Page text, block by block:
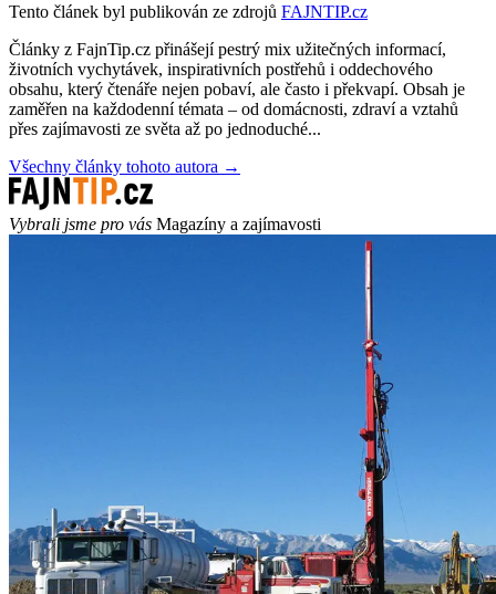
Tento článek byl publikován ze zdrojů FAJNTIP.cz
Články z FajnTip.cz přinášejí pestrý mix užitečných informací,
životních vychytávek, inspirativních postřehů i oddechového
obsahu, který čtenáře nejen pobaví, ale často i překvapí. Obsah je
zaměřen na každodenní témata – od domácnosti, zdraví a vztahů
přes zajímavosti ze světa až po jednoduché...
Všechny články tohoto autora →
Vybrali jsme pro vás Magazíny a zajímavosti